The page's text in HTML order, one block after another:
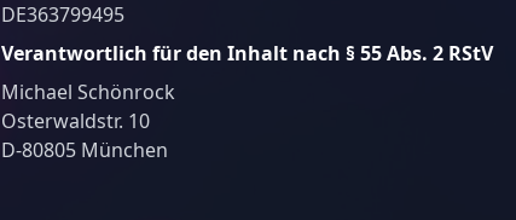
DE363799495
Verantwortlich für den Inhalt nach § 55 Abs. 2 RStV
Michael Schönrock
Osterwaldstr. 10
D-80805 München